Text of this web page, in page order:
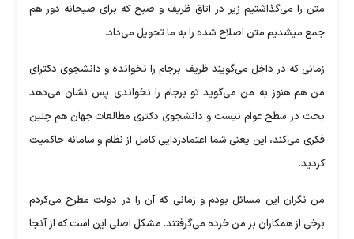
متن را می‌گذاشتیم زیر در اتاق ظریف و صبح که برای صبحانه دور هم
جمع میشدیم متن اصلاح شده را به ما تحویل می‌داد.
زمانی که در داخل می‌گویند ظریف برجام را نخوانده و دانشجوی دکترای
من هم هنوز به من می‌گوید تو برجام را نخواندی پس نشان می‌دهد
بحث در سطح عوام نیست و دانشجوی دکتری مطالعات جهان هم چنین
فکری می‌کند، این یعنی شما اعتمادزدایی کامل از نظام و سامانه حاکمیت
کردید.
من نگران این مسائل بودم و زمانی که آن را در دولت مطرح می‌کردم
برخی از همکاران بر من خرده می‌گرفتند. مشکل اصلی این است که از آنجا